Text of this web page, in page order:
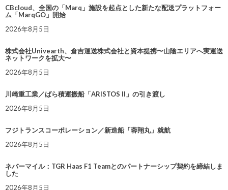
CBcloud、全国の「Marq」施設を起点とした新たな配送プラットフォー
ム「MarqGO」開始
2026年8月5日
株式会社Univearth、倉吉運送株式会社と資本提携〜山陰エリアへ実運送
ネットワークを拡大〜
2026年8月5日
川崎重工業／ばら積運搬船「ARISTOS II」の引き渡し
2026年8月5日
フジトランスコーポレーション／新造船「蓉翔丸」就航
2026年8月5日
ネバーマイル：TGR Haas F1 Teamとのパートナーシップ契約を締結しま
した
2026年8月5日